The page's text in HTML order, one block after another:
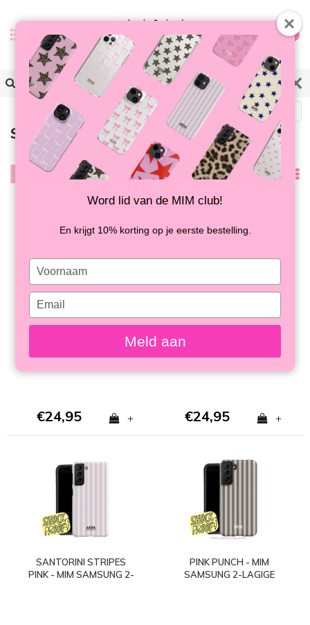
0
Zurück
Samsung A55
Am
meisten
SUGAR RUSH - MIM
SAMSUNG 2 LAYER
€24,95 +
SAMSUNG 2-LAGIGE
€24,95 +
SANTORINI STRIPES
PINK - MIM SAMSUNG 2-
PINK PUNCH - MIM
SAMSUNG 2-LAGIGE
Word lid van de MIM club!
En krijgt 10% korting op je eerste bestelling.
Type
your
name
Type
your
email
Meld aan